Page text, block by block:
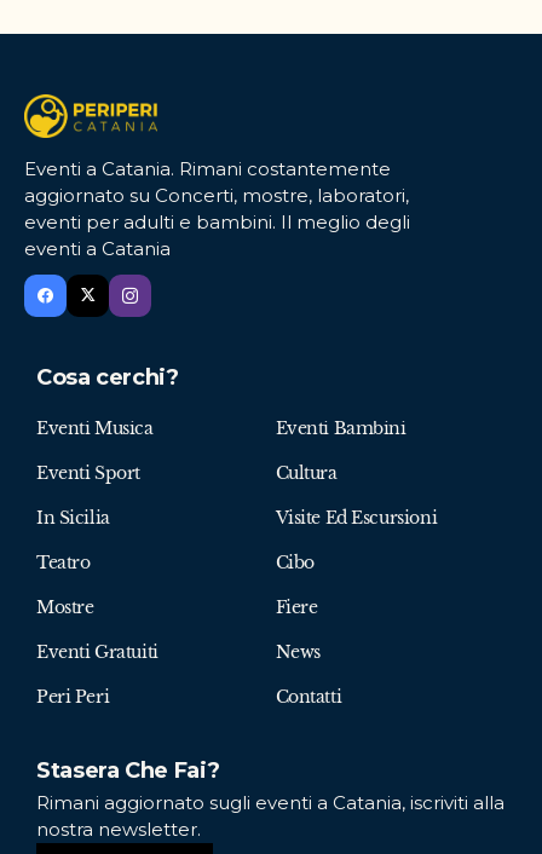
Eventi a Catania. Rimani costantemente
aggiornato su Concerti, mostre, laboratori,
eventi per adulti e bambini. Il meglio degli
eventi a Catania
Cosa cerchi?
Eventi Musica Eventi Bambini
Eventi Sport Cultura
In Sicilia Visite Ed Escursioni
Teatro Cibo
Mostre Fiere
Eventi Gratuiti News
Peri Peri Contatti
Stasera Che Fai?
Rimani aggiornato sugli eventi a Catania, iscriviti alla
nostra newsletter.